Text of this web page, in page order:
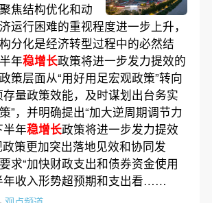
焦结构优化和动
运行困难的重视程度进一步上升，
分化是经济转型过程中的必然结
年稳增长政策将进一步发力提效的
层面从“用好用足宏观政策”转向
存量政策效能，及时谋划出台务实
”，并明确提出“加大逆周期调节力
半年稳增长政策将进一步发力提效
策更加突出落地见效和协同发
求“加快财政支出和债券资金使用
年收入形势超预期和支出看……